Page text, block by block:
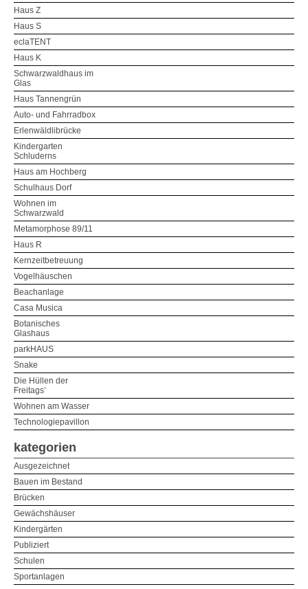
Haus Z
Haus S
eclaTENT
Haus K
Schwarzwaldhaus im
Glas
Haus Tannengrün
Auto- und Fahrradbox
Erlenwäldlibrücke
Kindergarten
Schluderns
Haus am Hochberg
Schulhaus Dorf
Wohnen im
Schwarzwald
Metamorphose 89/11
Haus R
Kernzeitbetreuung
Vogelhäuschen
Beachanlage
Casa Musica
Botanisches
Glashaus
parkHAUS
Snake
Die Hüllen der
Freitags’
Wohnen am Wasser
Technologiepavillon
kategorien
Ausgezeichnet
Bauen im Bestand
Brücken
Gewächshäuser
Kindergärten
Publiziert
Schulen
Sportanlagen